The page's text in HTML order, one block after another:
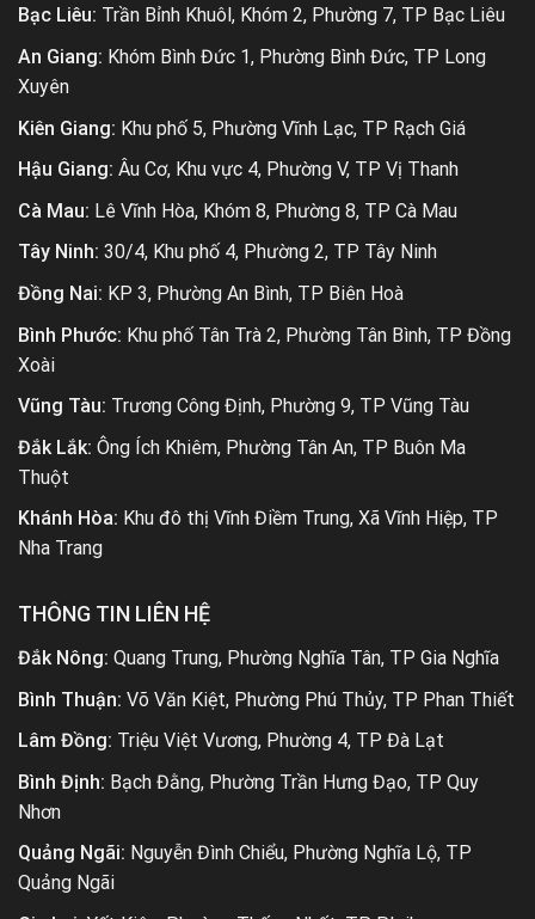
Bạc Liêu: Trần Bỉnh Khuôl, Khóm 2, Phường 7, TP Bạc Liêu
An Giang: Khóm Bình Đức 1, Phường Bình Đức, TP Long
Xuyên
Kiên Giang: Khu phố 5, Phường Vĩnh Lạc, TP Rạch Giá
Hậu Giang: Âu Cơ, Khu vực 4, Phường V, TP Vị Thanh
Cà Mau: Lê Vĩnh Hòa, Khóm 8, Phường 8, TP Cà Mau
Tây Ninh: 30/4, Khu phố 4, Phường 2, TP Tây Ninh
Đồng Nai: KP 3, Phường An Bình, TP Biên Hoà
Bình Phước: Khu phố Tân Trà 2, Phường Tân Bình, TP Đồng
Xoài
Vũng Tàu: Trương Công Định, Phường 9, TP Vũng Tàu
Đắk Lắk: Ông Ích Khiêm, Phường Tân An, TP Buôn Ma
Thuột
Khánh Hòa: Khu đô thị Vĩnh Điềm Trung, Xã Vĩnh Hiệp, TP
Nha Trang
THÔNG TIN LIÊN HỆ
Đắk Nông: Quang Trung, Phường Nghĩa Tân, TP Gia Nghĩa
Bình Thuận: Võ Văn Kiệt, Phường Phú Thủy, TP Phan Thiết
Lâm Đồng: Triệu Việt Vương, Phường 4, TP Đà Lạt
Bình Định: Bạch Đằng, Phường Trần Hưng Đạo, TP Quy
Nhơn
Quảng Ngãi: Nguyễn Đình Chiểu, Phường Nghĩa Lộ, TP
Quảng Ngãi